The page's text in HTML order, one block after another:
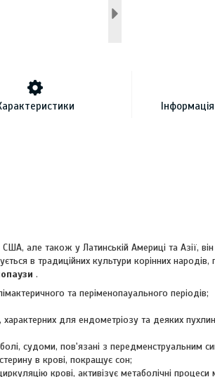
але також у Латинській Америці та Азії,
в традиційних культури корінних
.
та періменопауального періодів;
для ендометріозу та деяких
судоми, пов'язані з передменструальним
в крові, покращує сон;
крові, активізує метаболічні процеси